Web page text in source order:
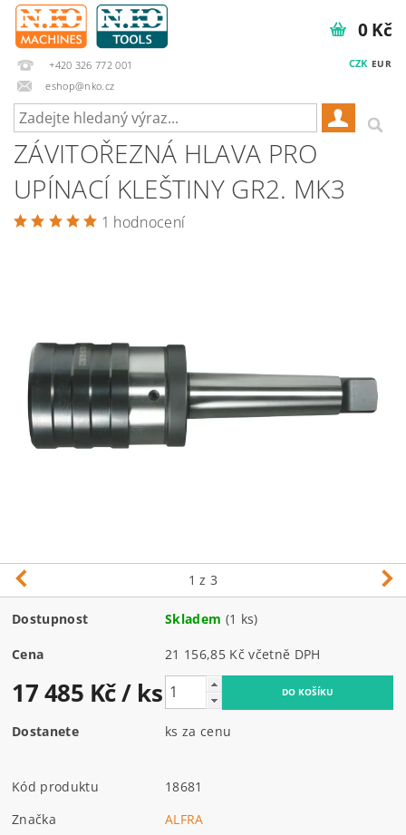
+420 326 772 001
eshop@nko.cz
CZK EUR
0 Kč
ZÁVITOŘEZNÁ HLAVA PRO
UPÍNACÍ KLEŠTINY GR2. MK3
1 hodnocení
1 z 3
Dostupnost Skladem (1 ks)
Cena 21 156,85 Kč včetně DPH
17 485 Kč/ ks
Dostanete ks za cenu
Kód produktu
18681
Značka
ALFRA